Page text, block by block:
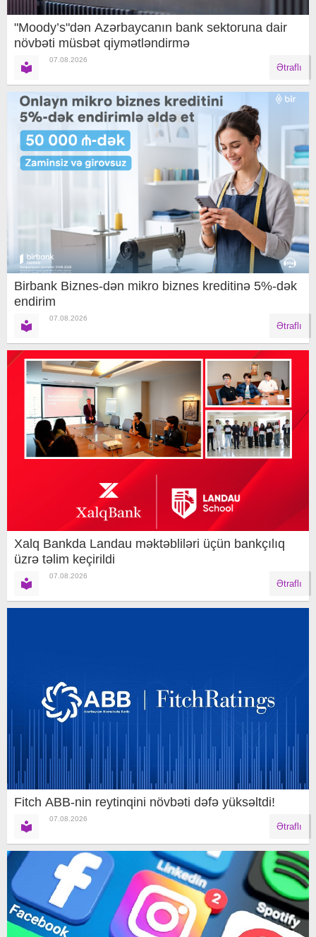
"Moody’s"dən Azərbaycanın bank sektoruna dair
növbəti müsbət qiymətləndirmə
07.08.2026
Ətraflı
Birbank Biznes-dən mikro biznes kreditinə 5%-dək
endirim
07.08.2026
Ətraflı
Xalq Bankda Landau məktəbliləri üçün bankçılıq
üzrə təlim keçirildi
07.08.2026
Ətraflı
Fitch ABB-nin reytinqini növbəti dəfə yüksəltdi!
07.08.2026
Ətraflı